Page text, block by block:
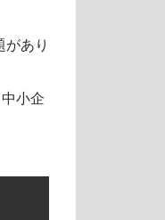
あり
小企